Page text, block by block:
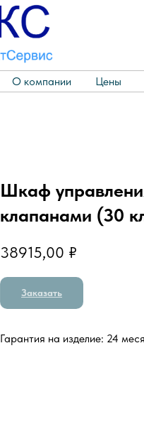
О компании Цены
Шкаф
клапанами (30
38915,00 ₽
Заказать
Гарантия на изделие: 24